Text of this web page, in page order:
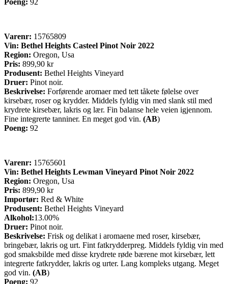
Varenr: 15765809
Vin: Bethel Heights Casteel Pinot Noir 2022
Region: Oregon, Usa
Pris: 899,90 kr
Produsent: Bethel Heights Vineyard
Druer: Pinot noir.
Beskrivelse: Forførende aromaer med tett tåkete følelse over
kirsebær, roser og krydder. Middels fyldig vin med slank stil med
krydrete kirsebær, lakris og lær. Fin balanse hele veien igjennom.
Fine integrerte tanniner. En meget god vin. (AB)
Poeng: 92
Varenr: 15765601
Vin: Bethel Heights Lewman Vineyard Pinot Noir 2022
Region: Oregon, Usa
Pris: 899,90 kr
Importør: Red & White
Produsent: Bethel Heights Vineyard
Alkohol:13.00%
Druer: Pinot noir.
Beskrivelse: Frisk og delikat i aromaene med roser, kirsebær,
bringebær, lakris og urt. Fint fatkrydderpreg. Middels fyldig vin med
god smaksbilde med disse krydrete røde bærene mot kirsebær, lett
integrerte fatkrydder, lakris og urter. Lang kompleks utgang. Meget
god vin. (AB)
Poeng: 92